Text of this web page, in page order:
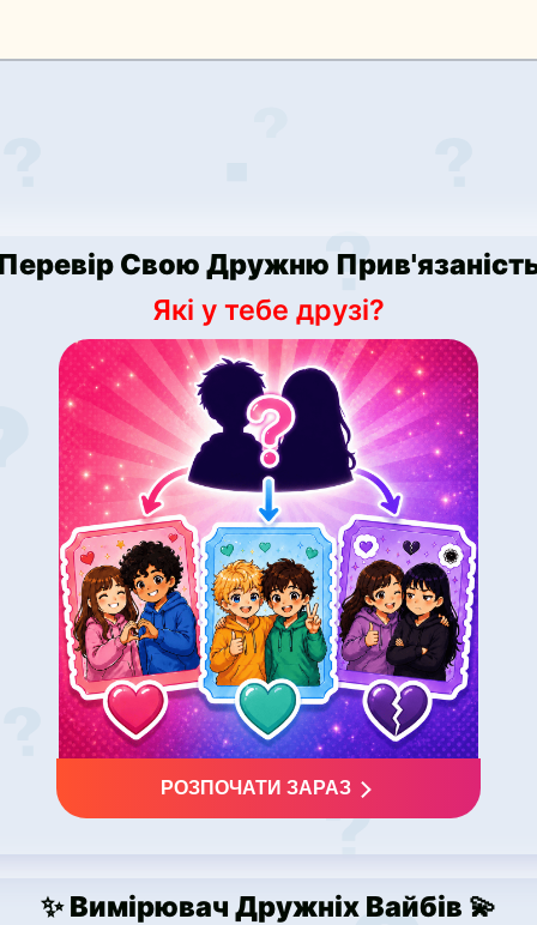
Свою Дружню
Які у тебе друзі?
РОЗПОЧАТИ ЗАРАЗ
✨ Вимірювач Дружніх Вайбів 💫